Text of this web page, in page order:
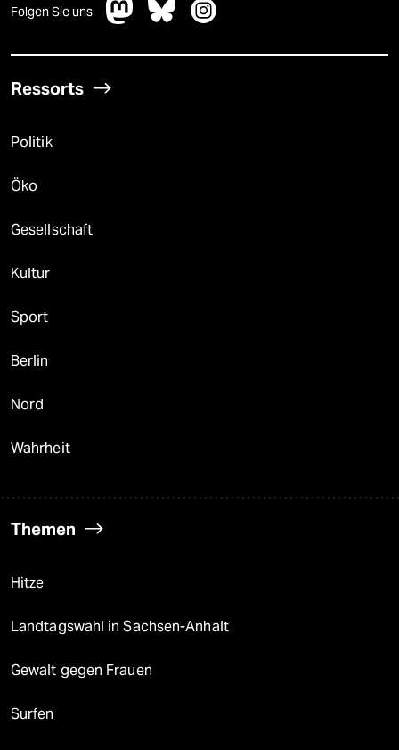
Folgen Sie uns
Ressorts
Politik
Öko
Gesellschaft
Kultur
Sport
Berlin
Nord
Wahrheit
Themen
Hitze
Landtagswahl in Sachsen-Anhalt
Gewalt gegen Frauen
Surfen